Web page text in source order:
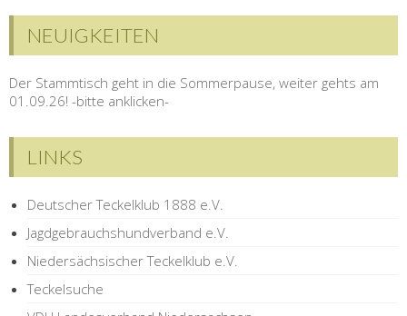
NEUIGKEITEN
Der Stammtisch geht in die Sommerpause, weiter gehts am
01.09.26! -bitte anklicken-
LINKS
Deutscher Teckelklub 1888 e.V.
Jagdgebrauchshundverband e.V.
Niedersächsischer Teckelklub e.V.
Teckelsuche